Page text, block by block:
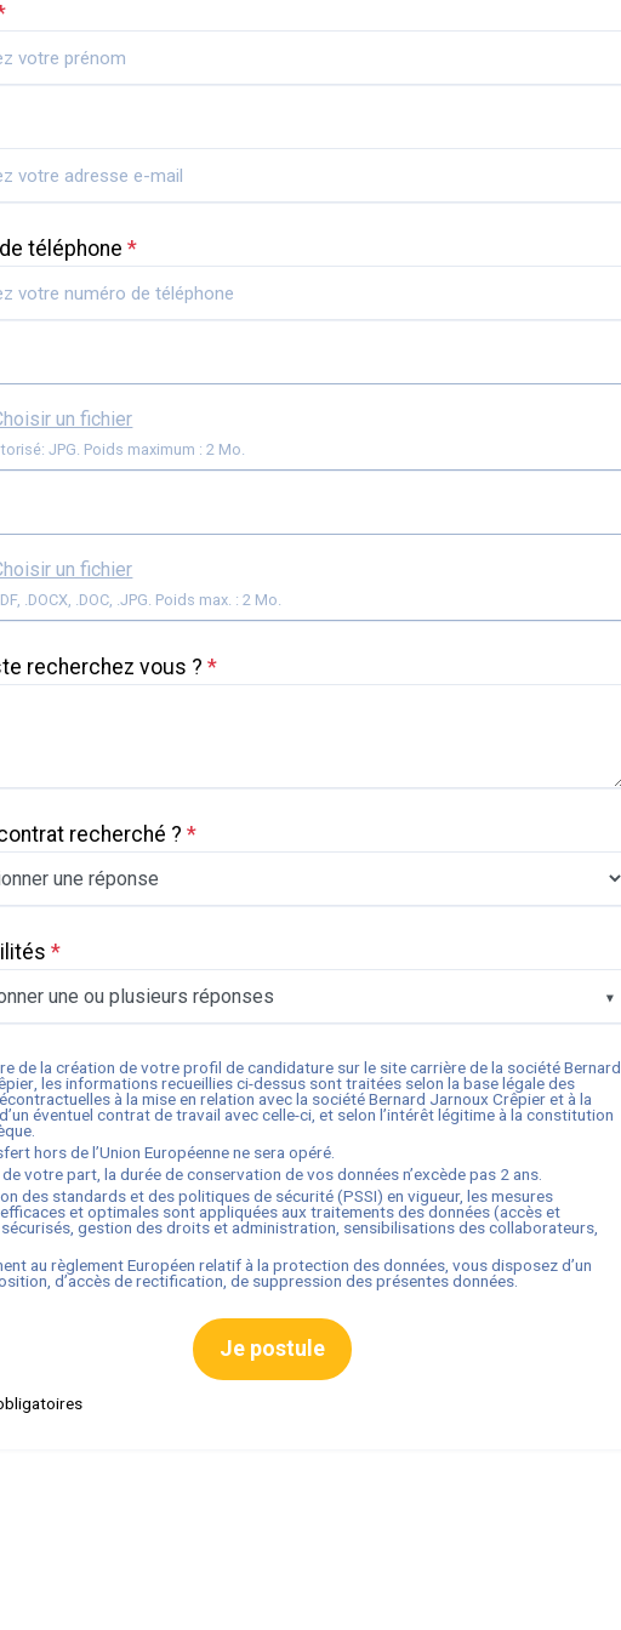
téléphone*
un fichier
JPG. Poids maximum : 2 Mo.
un fichier
Format: .PDF, .DOCX, .DOC, .JPG. Poids max. : 2 Mo.
recherchez vous ?*
recherché ?*
*
une ou plusieurs réponses
de la création de votre profil de candidature sur le site carrière de la sociétéBernard
, les informations recueillies ci-dessus sont traitées selon la base légale des
à la mise en relation avec la sociétéBernard Jarnoux Crêpieret à la
éventuel contrat de travail avec celle-ci, et selon l’intérêt légitime à la constitution
hors de l’Union Européenne ne sera opéré.
votre part, la durée de conservation de vos données n’excède pas 2 ans.
des standards et des politiques de sécurité (PSSI) en vigueur, les mesures
et optimales sont appliquées aux traitements des données (accès et
gestion des droits et administration, sensibilisations des collaborateurs,
au règlement Européen relatif à la protection des données, vous disposez d’un
d’accès de rectification, de suppression des présentes données.
Je postule